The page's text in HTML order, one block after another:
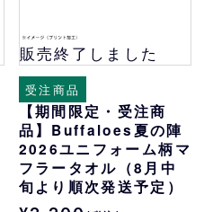
販売終了しました
受注商品
【期間限定・受注商
品】Buffaloes夏の陣
2026ユニフォーム柄マ
フラータオル（8月中
旬より順次発送予定）